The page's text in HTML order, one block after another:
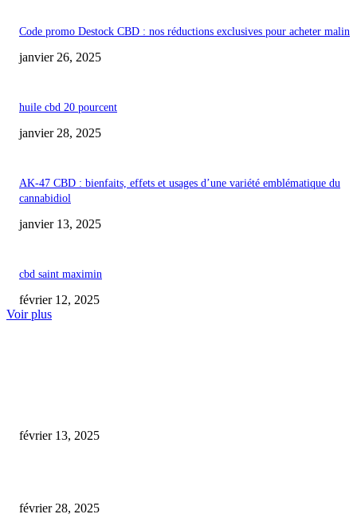
Code promo Destock CBD : nos réductions exclusives pour acheter malin
janvier 26, 2025
huile cbd 20 pourcent
janvier 28, 2025
AK-47 CBD : bienfaits, effets et usages d’une variété emblématique du
cannabidiol
janvier 13, 2025
cbd saint maximin
février 12, 2025
Voir plus
février 13, 2025
février 28, 2025